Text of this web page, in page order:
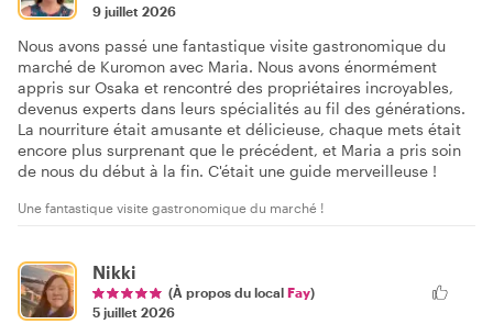
9 juillet 2026
Nous avons passé une fantastique visite gastronomique du
marché de Kuromon avec Maria. Nous avons énormément
appris sur Osaka et rencontré des propriétaires incroyables,
devenus experts dans leurs spécialités au fil des générations.
La nourriture était amusante et délicieuse, chaque mets était
encore plus surprenant que le précédent, et Maria a pris soin
de nous du début à la fin. C'était une guide merveilleuse !
Une fantastique visite gastronomique du marché !
Nikki
(À propos du local Fay)
5 juillet 2026